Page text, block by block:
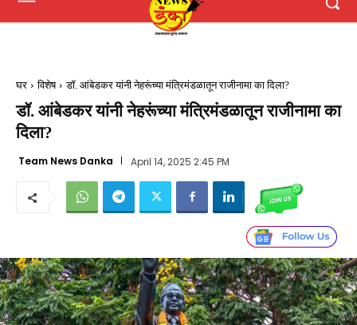
घर विशेष डॉ. आंबेडकर यांनी नेहरूंच्या मंत्रिमंडळातून राजीनामा का दिला?
डॉ. आंबेडकर यांनी नेहरूंच्या मंत्रिमंडळातून राजीनामा का
दिला?
Team News Danka April 14, 2025 2:45 PM